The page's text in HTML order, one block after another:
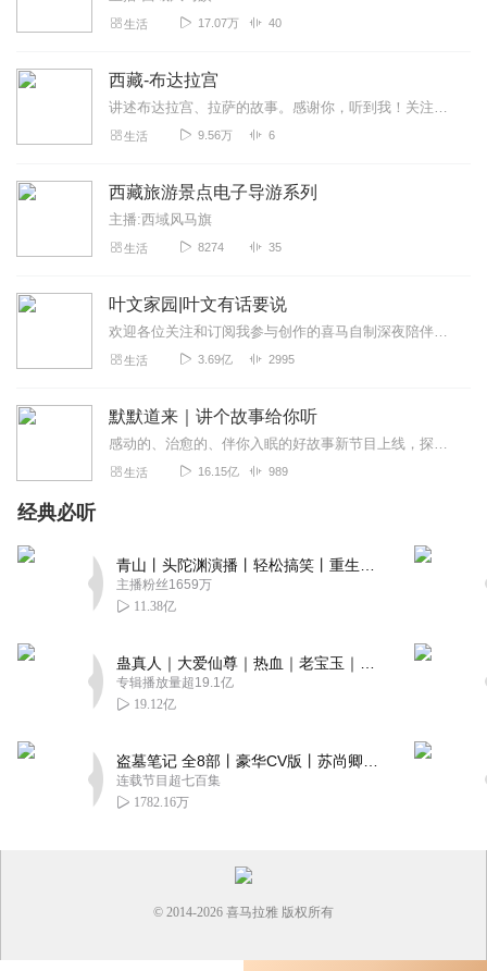
生活 17.07万 40
西藏-布达拉宫
讲述布达拉宫、拉萨的故事。感谢你，听到我！关注微信公众号yunsx91...
生活 9.56万 6
西藏旅游景点电子导游系列
主播:西域风马旗
生活 8274 35
叶文家园|叶文有话要说
欢迎各位关注和订阅我参与创作的喜马自制深夜陪伴谈话栏目《听你说·百态人声》【听你说·百态人声】每晚直播连线真实人间故事|叶文现场互动中|人间冷暖，抱团取暖每周...
生活 3.69亿 2995
默默道来｜讲个故事给你听
感动的、治愈的、伴你入眠的好故事新节目上线，探索现实世界的无尽魅力，追求对生活的真实记录《听见人间真相》（点击名称，直达专辑）网易人间故事集持续更新中，邀您关注...
生活 16.15亿 989
经典必听
主播粉丝1659万
11.38亿
专辑播放量超19.1亿
19.12亿
连载节目超七百集
1782.16万
© 2014-2026 喜马拉雅 版权所有